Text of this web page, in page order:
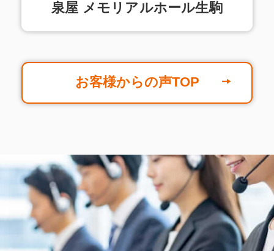
泉屋 メモリアルホール生駒
お客様からの声TOP